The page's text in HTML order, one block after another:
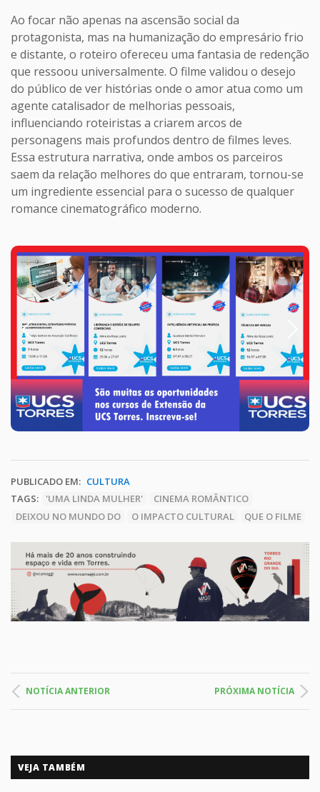
Ao focar não apenas na ascensão social da
protagonista, mas na humanização do empresário frio
e distante, o roteiro ofereceu uma fantasia de redenção
que ressoou universalmente. O filme validou o desejo
do público de ver histórias onde o amor atua como um
agente catalisador de melhorias pessoais,
influenciando roteiristas a criarem arcos de
personagens mais profundos dentro de filmes leves.
Essa estrutura narrativa, onde ambos os parceiros
saem da relação melhores do que entraram, tornou-se
um ingrediente essencial para o sucesso de qualquer
romance cinematográfico moderno.
Previous Next
PUBLICADO EM: CULTURA
TAGS:
'UMA LINDA MULHER'
CINEMA ROMÂNTICO
DEIXOU NO MUNDO DO
O IMPACTO CULTURAL QUE O FILME
NOTÍCIA ANTERIOR PRÓXIMA NOTÍCIA
VEJA TAMBÉM